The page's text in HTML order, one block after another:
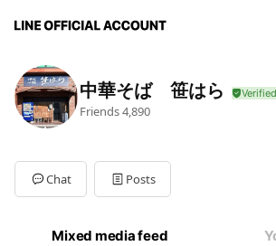
中華そば 笹はら
Friends4,890
Chat Posts
Mixed media feed